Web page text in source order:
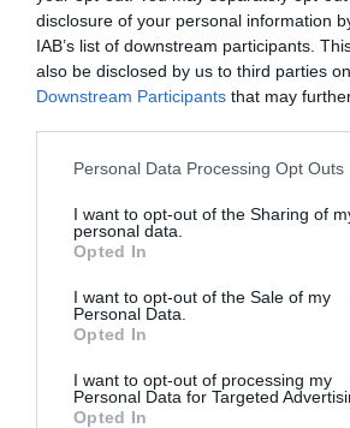
disclosure of your personal information
IAB’s list of downstream participants.
also be disclosed by us to third parties
Downstream Participants that may
Please note that this website/app uses
not limited to your visit or usage
grant or deny consent to Google and its
use your data for below specified
consent section.
Personal Data Processing Opt Outs
I want to opt-out of the Sharing of
personal data.
Opted In
I want to opt-out of the Sale of my
Personal Data.
Opted In
I want to opt-out of processing my
Personal Data for Targeted
Opted In
“Ļoti sāp sirds…”
atklāj jaunas detaļas
dzimtas mājās
Ārste Sandra Rozenštoka
skaidro, kāpēc visa
ķermeņa un pretestības
vingrinājumi ir tik svarīgi
“Rīgas
NCAA